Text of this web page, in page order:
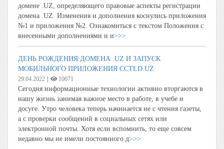
домене .UZ, определяющего правовые аспекты регистрации
домена .UZ. Изменения и дополнения коснулись приложения
№1 и приложения №2. Ознакомиться с текстом Положения с
внесенными дополнениями и и>>>
ДЕНЬ РОЖДЕНИЯ ДОМЕНА .UZ И ЗАПУСК
МОБИЛЬНОГО ПРИЛОЖЕНИЯ CCTLD.UZ
29.04.2022 10071
Сегодня информационные технологии активно вторгаются в
нашу жизнь занимая важное место в работе, в учебе и
досуге. Утро человека теперь начинается не с чтения газеты,
а с проверки сообщений в социальных сетях или
электронной почты. Хотя если вспомнить, то еще совсем
недавно мы не имели постоянного д>>>